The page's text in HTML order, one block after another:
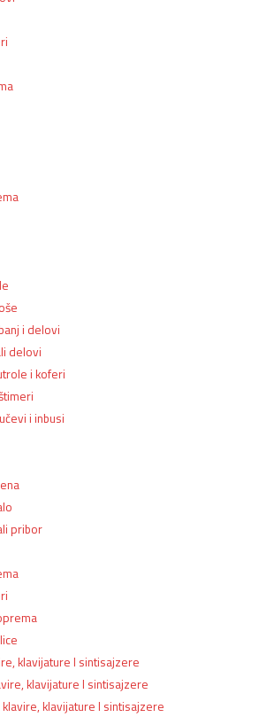
i delovi
delovi
i koferi
i inbusi
pribor
klavijature I sintisajzere
klavijature I sintisajzere
klavijature I sintisajzere